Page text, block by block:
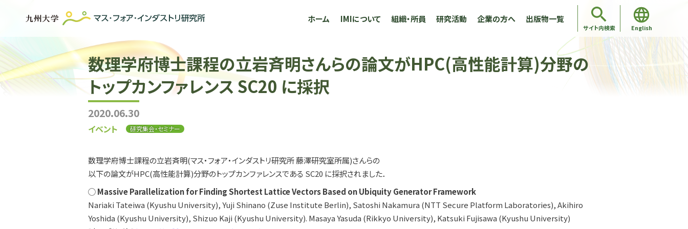
ホーム IMIについて 組織・所員 研究活動 企業の方へ 出版物一覧
サイト内検索 English
数理学府博士課程の立岩斉明さんらの論文がHPC(高性能計算)分野の
トップカンファレンス SC20 に採択
2020.06.30
イベント 研究集会・セミナー
数理学府博士課程の立岩斉明(マス・フォア・インダストリ研究所 藤澤研究室所属)さんらの
以下の論文がHPC(高性能計算)分野のトップカンファレンスである SC20 に採択されました．
◯Massive Parallelization for Finding Shortest Lattice Vectors Based on Ubiquity Generator Framework
Nariaki Tateiwa (Kyushu University), Yuji Shinano (Zuse Institute Berlin), Satoshi Nakamura (NTT Secure Platform Laboratories), Akihiro
Yoshida (Kyushu University), Shizuo Kaji (Kyushu University). Masaya Yasuda (Rikkyo University), Katsuki Fujisawa (Kyushu University)